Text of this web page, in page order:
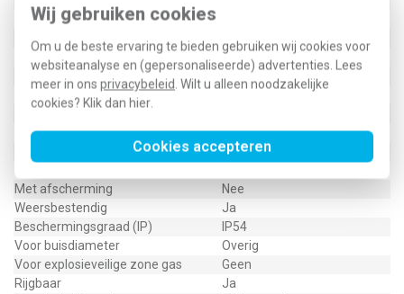
Wij gebruiken cookies
Om u de beste ervaring te bieden gebruiken wij cookies voor
websiteanalyse en (gepersonaliseerde) advertenties. Lees
meer in ons privacybeleid. Wilt u alleen noodzakelijke
cookies? Klik dan hier.
Cookies accepteren
Uitgerust met
Nom. isolatiespanning Ui
250 Volt
Lengte
165 Millimeter
Verzegelbaar
Nee
Functiebehoud
Aantal invoeren
2
Explosiegeteste uitvoering
Nee
Met afscherming
Nee
Weersbestendig
Ja
Beschermingsgraad (IP)
IP54
Voor buisdiameter
Overig
Voor explosieveilige zone gas
Geen
Rijgbaar
Ja